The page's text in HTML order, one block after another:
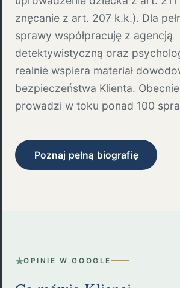
znęcanie z art. 207 k.k.). Dla
sprawy współpracuję z agencją
detektywistyczną oraz
realnie wspiera materiał
bezpieczeństwa Klienta.
prowadzi w toku ponad 100
Poznaj pełną biografię
★OPINIE W GOOGLE